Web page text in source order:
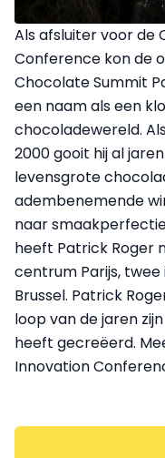
Als afsluiter voor de
Conference kon de
Chocolate Summit
een naam als een
chocoladewereld.
2000 gooit hij al
levensgrote
adembenemende
naar
heeft Patrick Roger
centrum Parijs, twee
Brussel. Patrick
loop van de jaren
heeft gecreëerd.
Innovation